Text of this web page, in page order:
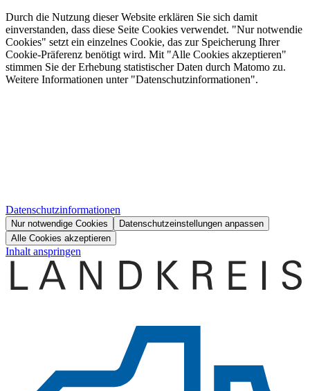
Durch die Nutzung dieser Website erklären Sie sich damit
einverstanden, dass diese Seite Cookies verwendet. "Nur notwendie
Cookies" setzt ein einzelnes Cookie, das zur Speicherung Ihrer
Cookie-Präferenz benötigt wird. Mit "Alle Cookies akzeptieren"
stimmen Sie der Erhebung statistischer Daten durch Matomo zu.
Weitere Informationen unter "Datenschutzinformationen".
Datenschutzinformationen
Nur notwendige Cookies
Datenschutzeinstellungen anpassen
Alle Cookies akzeptieren
Inhalt anspringen